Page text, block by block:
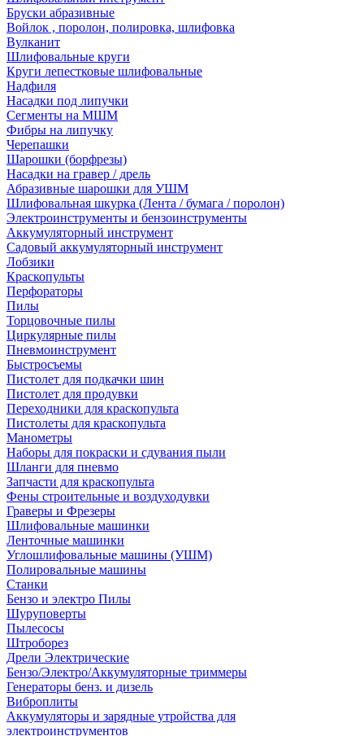
Бруски абразивные
Войлок , поролон, полировка, шлифовка
Вулканит
Шлифовальные круги
Круги лепестковые шлифовальные
Надфиля
Насадки под липучки
Сегменты на МШМ
Фибры на липучку
Черепашки
Шарошки (борфрезы)
Насадки на гравер / дрель
Абразивные шарошки для УШМ
Шлифовальная шкурка (Лента / бумага / поролон)
Электроинструменты и бензоинструменты
Аккумуляторный инструмент
Садовый аккумуляторный инструмент
Лобзики
Краскопульты
Перфораторы
Пилы
Торцовочные пилы
Циркулярные пилы
Пневмоинструмент
Быстросъемы
Пистолет для подкачки шин
Пистолет для продувки
Переходники для краскопульта
Пистолеты для краскопульта
Манометры
Наборы для покраски и сдувания пыли
Шланги для пневмо
Запчасти для краскопульта
Фены строительные и воздуходувки
Граверы и Фрезеры
Шлифовальные машинки
Ленточные машинки
Углошлифовальные машины (УШМ)
Полировальные машины
Станки
Бензо и электро Пилы
Шуруповерты
Пылесосы
Штроборез
Дрели Электрические
Бензо/Электро/Аккумуляторные триммеры
Генераторы бенз. и дизель
Виброплиты
Аккумуляторы и зарядные утройства для
электроинструментов